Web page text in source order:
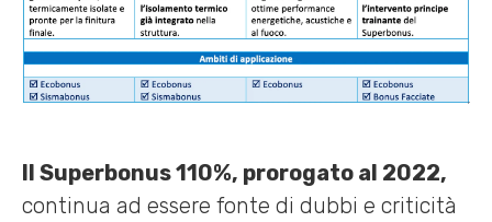
Il Superbonus 110%, prorogato al 2022,
continua ad essere fonte di dubbi e criticità